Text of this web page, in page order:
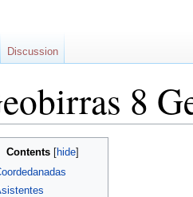
8
Contents
Discussion